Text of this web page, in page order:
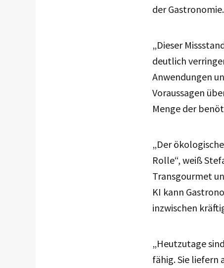
der Gastronomie.
„Dieser
deutlich
Anwendungen
Voraussagen
Menge der
„Der
Rolle“, weiß
Transgourmet
KI kann
inzwischen
„Heutzutage
fähig. Sie liefern